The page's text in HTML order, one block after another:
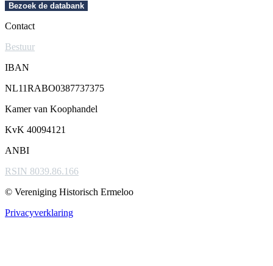
Bezoek de databank
Contact
Bestuur
IBAN
NL11RABO0387737375
Kamer van Koophandel
KvK 40094121
ANBI
RSIN 8039.86.166
© Vereniging Historisch Ermeloo
Privacyverklaring